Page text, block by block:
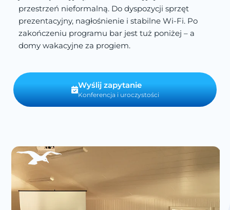
przestrzeń nieformalną. Do dyspozycji sprzęt
prezentacyjny, nagłośnienie i stabilne Wi-Fi. Po
zakończeniu programu bar jest tuż poniżej – a
domy wakacyjne za progiem.
Wyślij zapytanie
Konferencja i uroczystości